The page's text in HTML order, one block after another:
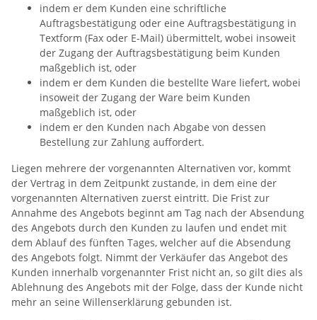
indem er dem Kunden eine schriftliche
Auftragsbestätigung oder eine Auftragsbestätigung in
Textform (Fax oder E-Mail) übermittelt, wobei insoweit
der Zugang der Auftragsbestätigung beim Kunden
maßgeblich ist, oder
indem er dem Kunden die bestellte Ware liefert, wobei
insoweit der Zugang der Ware beim Kunden
maßgeblich ist, oder
indem er den Kunden nach Abgabe von dessen
Bestellung zur Zahlung auffordert.
Liegen mehrere der vorgenannten Alternativen vor, kommt
der Vertrag in dem Zeitpunkt zustande, in dem eine der
vorgenannten Alternativen zuerst eintritt. Die Frist zur
Annahme des Angebots beginnt am Tag nach der Absendung
des Angebots durch den Kunden zu laufen und endet mit
dem Ablauf des fünften Tages, welcher auf die Absendung
des Angebots folgt. Nimmt der Verkäufer das Angebot des
Kunden innerhalb vorgenannter Frist nicht an, so gilt dies als
Ablehnung des Angebots mit der Folge, dass der Kunde nicht
mehr an seine Willenserklärung gebunden ist.